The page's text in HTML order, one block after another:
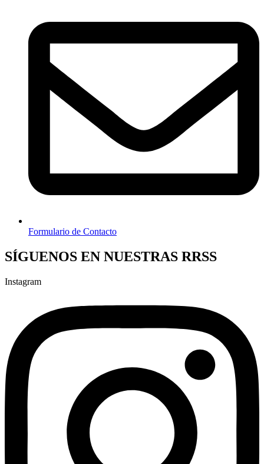
Formulario de Contacto
SÍGUENOS EN NUESTRAS RRSS
Instagram